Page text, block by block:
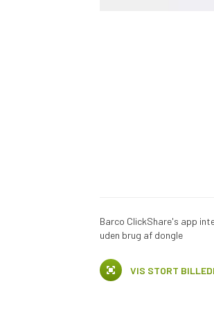
Barco ClickShare's app
uden brug af dongle
VIS STORT